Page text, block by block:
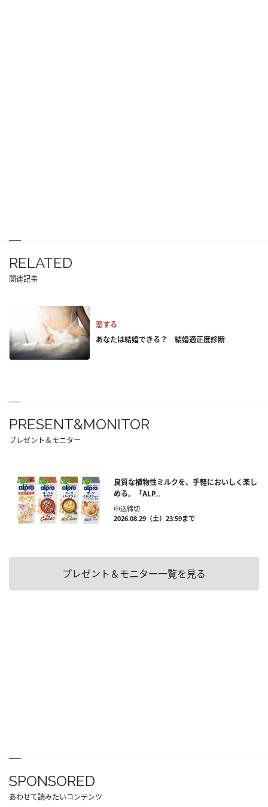
RELATED
関連記事
恋する
あなたは結婚できる？ 結婚適正度診断
PRESENT&MONITOR
プレゼント＆モニター
良質な植物性ミルクを、手軽においしく楽し
める。「ALP...
申込締切
2026.08.29（土）23:59まで
プレゼント＆モニター一覧を見る
SPONSORED
あわせて読みたいコンテンツ